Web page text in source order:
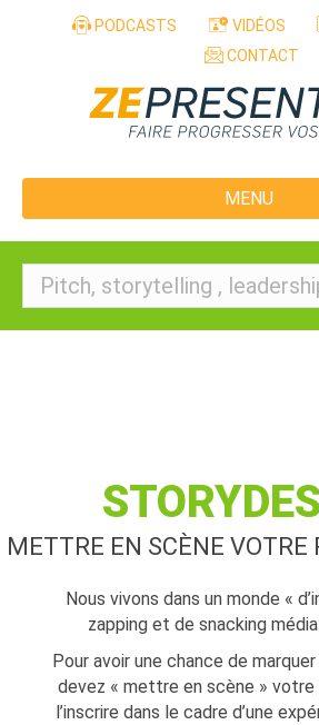
Aller au contenu
PODCASTS VIDÉOS
CONTACT
MENU
METTRE EN SCÈNE VOTRE
Nous vivons dans un monde «
zapping et de snacking
Pour avoir une chance de
devez « mettre en scène »
l’inscrire dans le cadre d’une